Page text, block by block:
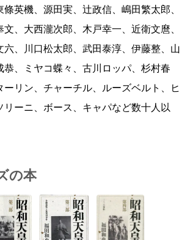
英機、源田実、辻政信、嶋田繁太郎、
、大西瀧次郎、木戸幸一、近衛文麿、
六、川口松太郎、武田泰淳、伊藤整、山
恭、ミヤコ蝶々、古川ロッパ、杉村春
ーリン、チャーチル、ルーズベルト、ヒ
リーニ、ボース、キャパなど数十人以
の本